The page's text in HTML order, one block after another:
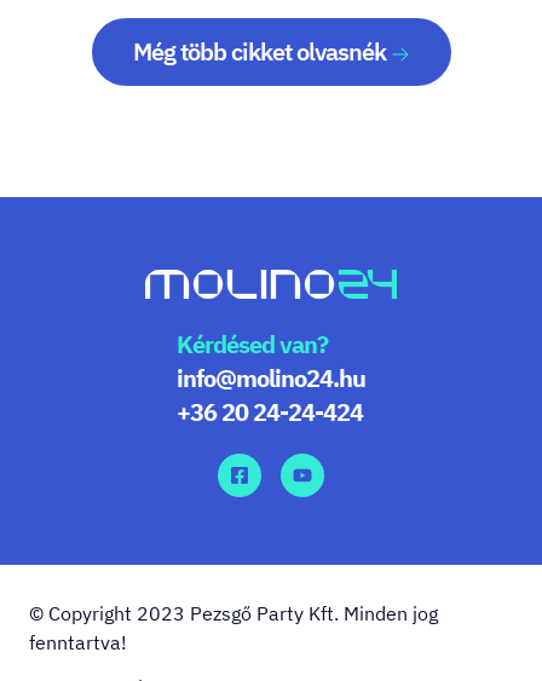
Még több cikket olvasnék
Kérdésed van?
info@molino24.hu
+36 20 24-24-424
© Copyright 2023 Pezsgő Party Kft. Minden jog
fenntartva!